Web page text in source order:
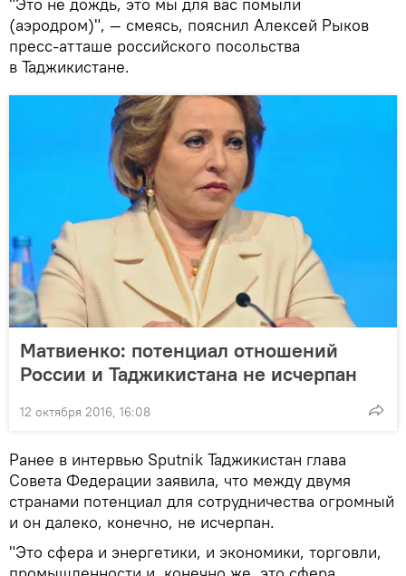
"Это не дождь, это мы для вас помыли
(аэродром)", — смеясь, пояснил Алексей Рыков
пресс-атташе российского посольства
в Таджикистане.
Матвиенко: потенциал отношений
России и Таджикистана не исчерпан
12 октября 2016, 16:08
Ранее в интервью Sputnik Таджикистан глава
Совета Федерации заявила, что между двумя
странами потенциал для сотрудничества огромный
и он далеко, конечно, не исчерпан.
"Это сфера и энергетики, и экономики, торговли,